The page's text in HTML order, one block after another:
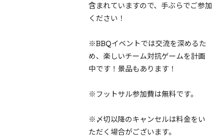
含まれていますので、手ぶらでご参加
ください！
※BBQイベントでは交流を深めるた
め、楽しいチーム対抗ゲームを計画
中です！景品もあります！
※フットサル参加費は無料です。
※〆切以降のキャンセルは料金をい
ただく場合がございます。